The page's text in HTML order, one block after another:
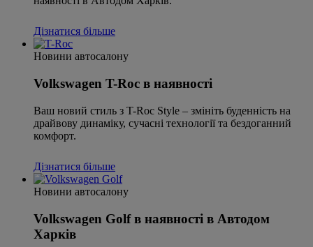
Дізнатися більше
Новини автосалону
Volkswagen T-Roc в наявності
Ваш новий стиль з T-Roc Style – змініть буденність на
драйвову динаміку, сучасні технології та бездоганний
комфорт.
Дізнатися більше
Новини автосалону
Volkswagen Golf в наявності в Автодом
Харків